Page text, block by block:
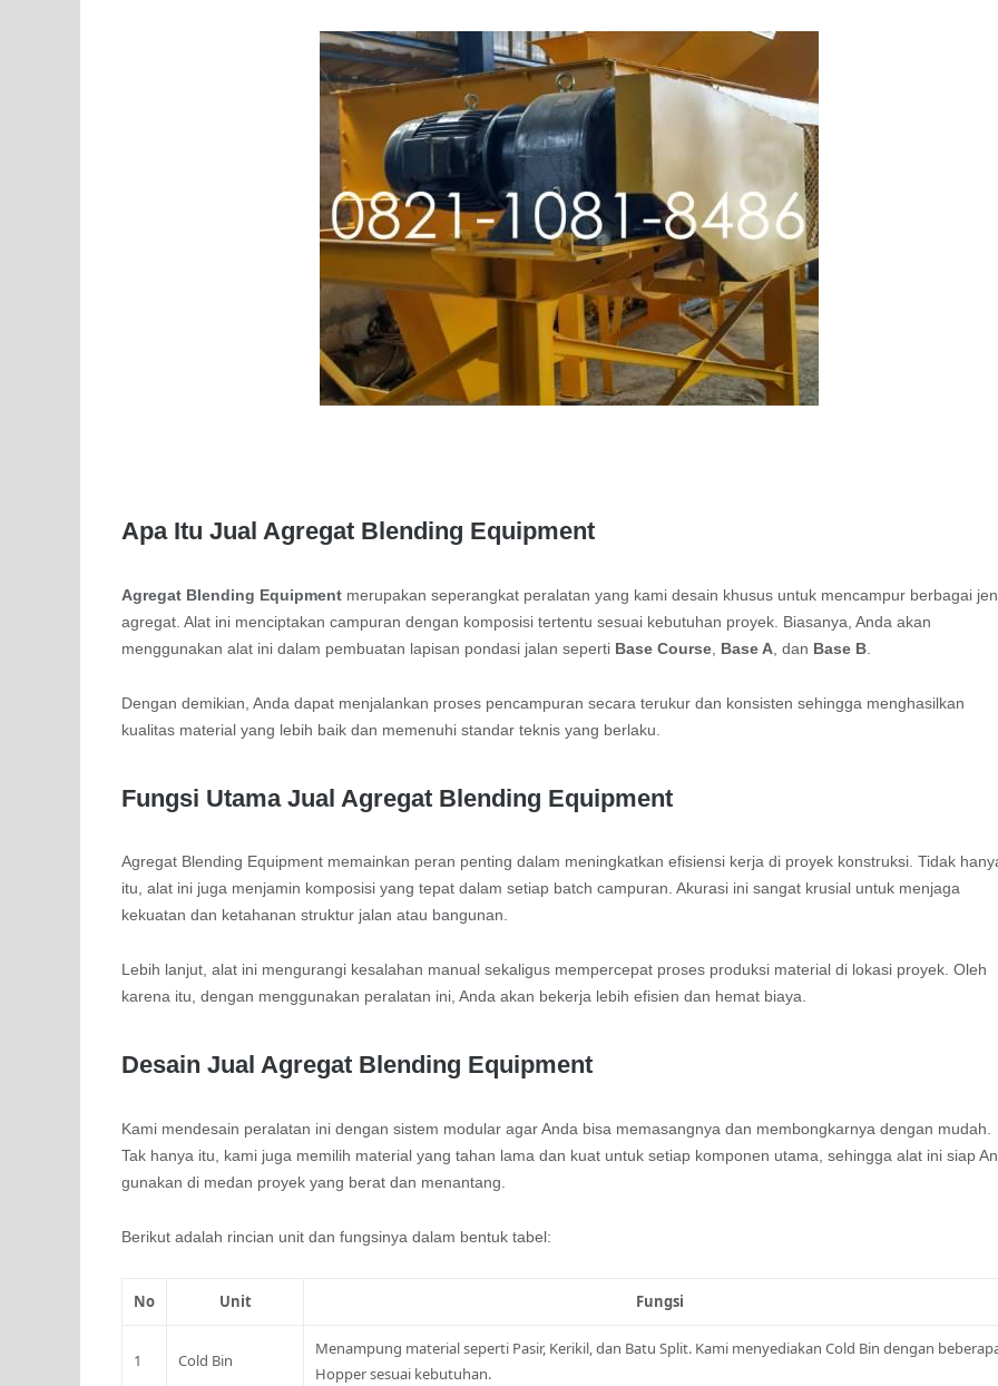
Apa Itu Jual Agregat Blending Equipment
Agregat Blending Equipment merupakan seperangkat peralatan yang kami desain khusus untuk mencampur berbagai
agregat. Alat ini menciptakan campuran dengan komposisi tertentu sesuai kebutuhan proyek. Biasanya, Anda akan
menggunakan alat ini dalam pembuatan lapisan pondasi jalan seperti Base Course Base A , dan Base B
Dengan demikian, Anda dapat menjalankan proses pencampuran secara terukur dan konsisten sehingga menghasilkan
kualitas material yang lebih baik dan memenuhi standar teknis yang berlaku.
Fungsi Utama Jual Agregat Blending Equipment
Agregat Blending Equipment memainkan peran penting dalam meningkatkan efisiensi kerja di proyek konstruksi. Tidak
itu, alat ini juga menjamin komposisi yang tepat dalam setiap batch campuran. Akurasi ini sangat krusial untuk menjaga
kekuatan dan ketahanan struktur jalan atau bangunan.
Lebih lanjut, alat ini mengurangi kesalahan manual sekaligus mempercepat proses produksi material di lokasi proyek. Oleh
karena itu, dengan menggunakan peralatan ini, Anda akan bekerja lebih efisien dan hemat biaya.
Desain Jual Agregat Blending Equipment
Kami mendesain peralatan ini dengan sistem modular agar Anda bisa memasangnya dan membongkarnya dengan mudah.
Tak hanya itu, kami juga memilih material yang tahan lama dan kuat untuk setiap komponen utama, sehingga alat ini siap
gunakan di medan proyek yang berat dan menantang.
Berikut adalah rincian unit dan fungsinya dalam bentuk tabel:
No Unit Fungsi
1 Cold Bin
Menampung material seperti Pasir, Kerikil, dan Batu Split. Kami menyediakan Cold Bin dengan
Hopper sesuai kebutuhan.